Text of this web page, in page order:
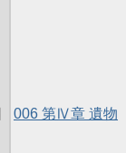
006 第Ⅳ章 遺物